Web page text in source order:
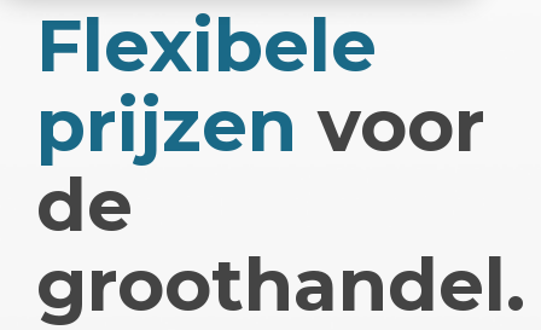
Flexibele
prijzen voor
de
groothandel.